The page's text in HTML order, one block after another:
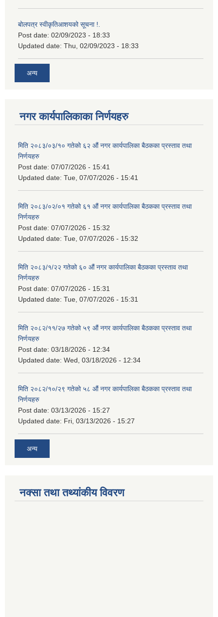
बोलपत्र स्वीकृतिआशयको सूचना !.
Post date: 02/09/2023 - 18:33
Updated date: Thu, 02/09/2023 - 18:33
अन्य
नगर कार्यपालिकाका निर्णयहरु
मिति २०८३/०३/१० गतेको ६२ औं नगर कार्यपालिका बैठकका प्रस्ताव तथा
निर्णयहरु
Post date: 07/07/2026 - 15:41
Updated date: Tue, 07/07/2026 - 15:41
मिति २०८३/०२/०१ गतेको ६१ औं नगर कार्यपालिका बैठकका प्रस्ताव तथा
निर्णयहरु
Post date: 07/07/2026 - 15:32
Updated date: Tue, 07/07/2026 - 15:32
मिति २०८३/१/२२ गतेको ६० औं नगर कार्यपालिका बैठकका प्रस्ताव तथा
निर्णयहरु
Post date: 07/07/2026 - 15:31
Updated date: Tue, 07/07/2026 - 15:31
मिति २०८२/११/२७ गतेको ५९ औं नगर कार्यपालिका बैठकका प्रस्ताव तथा
निर्णयहरु
Post date: 03/18/2026 - 12:34
Updated date: Wed, 03/18/2026 - 12:34
मिति २०८२/१०/२९ गतेको ५८ औं नगर कार्यपालिका बैठकका प्रस्ताव तथा
निर्णयहरु
Post date: 03/13/2026 - 15:27
Updated date: Fri, 03/13/2026 - 15:27
अन्य
नक्सा तथा तथ्यांकीय विवरण